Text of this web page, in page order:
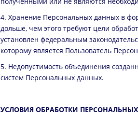
4. Хранение Персональных данных в
дольше, чем этого требуют цели
установлен федеральным
которому является Пользователь
5. Недопустимость объединения
систем Персональных данных.
УСЛОВИЯ ОБРАБОТКИ